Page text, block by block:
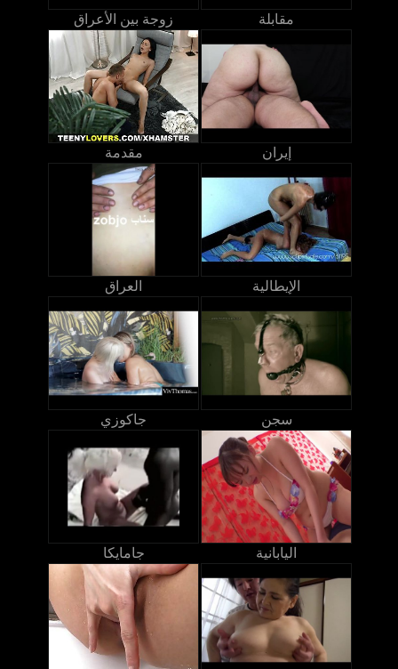
زوجة بين الأعراق مقابلة
مقدمة إيران
العراق الإيطالية
جاكوزي سجن
جامايكا اليابانية